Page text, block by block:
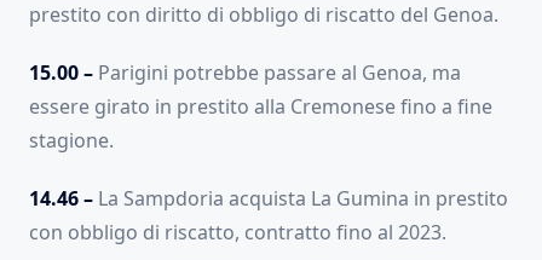
prestito con diritto di obbligo di riscatto del Genoa.
15.00 – Parigini potrebbe passare al Genoa, ma
essere girato in prestito alla Cremonese fino a fine
stagione.
14.46 – La Sampdoria acquista La Gumina in prestito
con obbligo di riscatto, contratto fino al 2023.